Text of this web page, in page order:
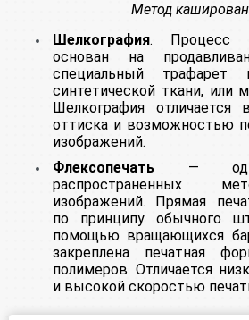
Метод
Шелкография. Процесс
основан на
специальный
синтетической ткани, или
Шелкография отличается
оттиска и возможностью
изображений.
Флексопечать —
распространенных
изображений. Прямая
по принципу обычного
помощью вращающихся
закреплена печатная
полимеров. Отличается
и высокой скоростью